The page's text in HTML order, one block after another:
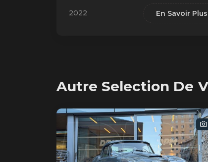
2022 En Savoir Plus
Autre Selection De